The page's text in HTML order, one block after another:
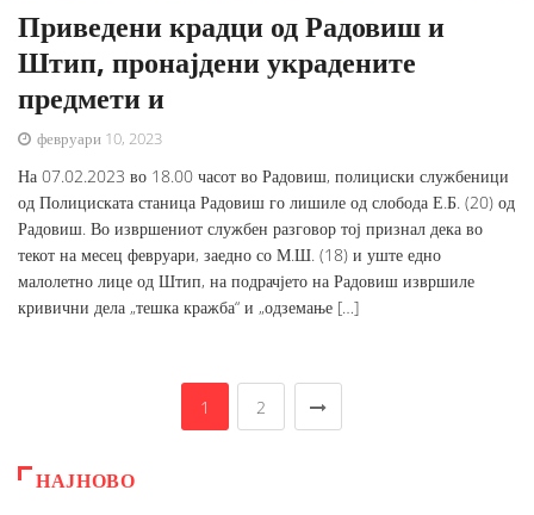
Приведени крадци од Радовиш и
Штип, пронајдени украдените
предмети и
февруари 10, 2023
На 07.02.2023 во 18.00 часот во Радовиш, полициски службеници
од Полициската станица Радовиш го лишиле од слобода Е.Б. (20) од
Радовиш. Во извршениот службен разговор тој признал дека во
текот на месец февруари, заедно со М.Ш. (18) и уште едно
малолетно лице од Штип, на подрачјето на Радовиш извршиле
кривични дела „тешка кражба“ и „одземање […]
1 2
НАЈНОВО